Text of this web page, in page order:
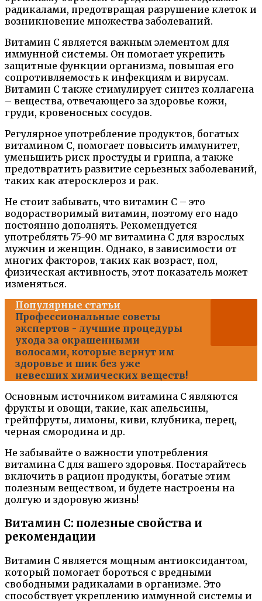
радикалами, предотвращая разрушение клеток и
возникновение множества заболеваний.
Витамин C является важным элементом для
иммунной системы. Он помогает укрепить
защитные функции организма, повышая его
сопротивляемость к инфекциям и вирусам.
Витамин C также стимулирует синтез коллагена
– вещества, отвечающего за здоровье кожи,
груди, кровеносных сосудов.
Регулярное употребление продуктов, богатых
витамином C, помогает повысить иммунитет,
уменьшить риск простуды и гриппа, а также
предотвратить развитие серьезных заболеваний,
таких как атеросклероз и рак.
Не стоит забывать, что витамин C – это
водорастворимый витамин, поэтому его надо
постоянно дополнять. Рекомендуется
употреблять 75-90 мг витамина C для взрослых
мужчин и женщин. Однако, в зависимости от
многих факторов, таких как возраст, пол,
физическая активность, этот показатель может
изменяться.
Популярные статьи
Профессиональные советы
экспертов - лучшие процедуры
ухода за окрашенными
волосами, которые вернут им
здоровье и шик без уже
невесших химических веществ!
Основным источником витамина C являются
фрукты и овощи, такие, как апельсины,
грейпфруты, лимоны, киви, клубника, перец,
черная смородина и др.
Не забывайте о важности употребления
витамина C для вашего здоровья. Постарайтесь
включить в рацион продукты, богатые этим
полезным веществом, и будете настроены на
долгую и здоровую жизнь!
Витамин C: полезные свойства и
рекомендации
Витамин C является мощным антиоксидантом,
который помогает бороться с вредными
свободными радикалами в организме. Это
способствует укреплению иммунной системы и